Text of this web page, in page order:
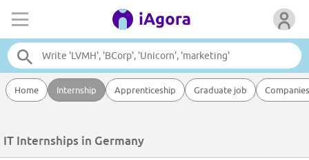
Home Internship Apprenticeship Graduate job Companies
IT Internships in Germany